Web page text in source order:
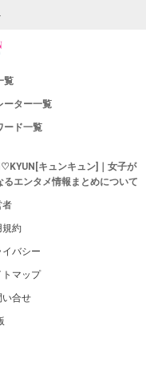
覧
ーター一覧
ード一覧
キュンキュン]｜女子が
るエンタメ情報まとめについて
者
規約
イバシー
トマップ
い合せ